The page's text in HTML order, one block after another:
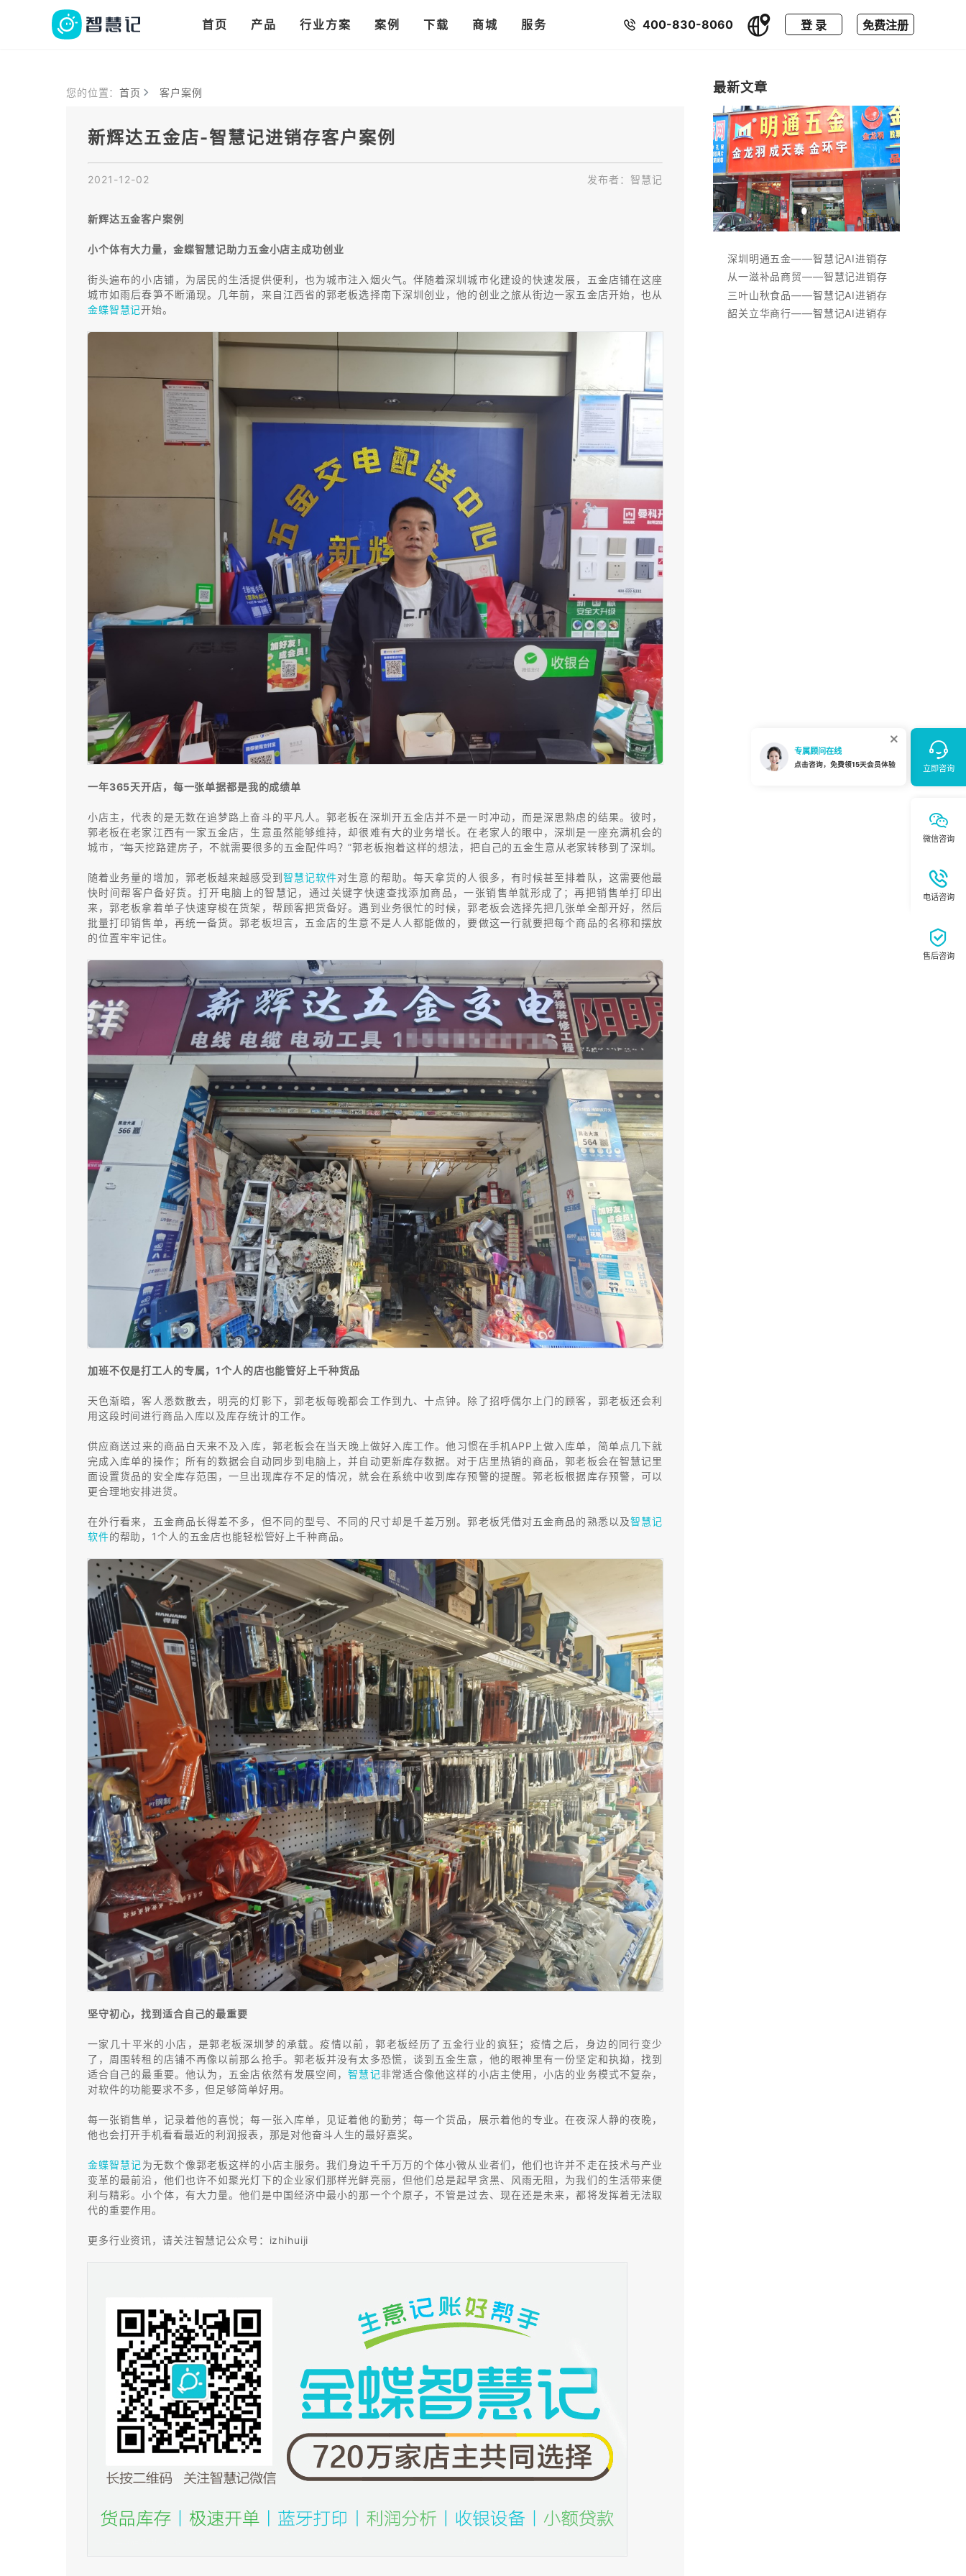
首页 产品
多语言、多币种、多汇率。
行业方案
多店多仓统管，调拨更高效 把你的店铺开进手机微信里
案例 下载 商城 服务 400-830-8060 登 录 免费注册
您的位置：首页 客户案例
新辉达五金店-智慧记进销存客户案例
2021-12-02 发布者：智慧记
新辉达五金客户案例
小个体有大力量，金蝶智慧记助力五金小店主成功创业
街头遍布的小店铺，为居民的生活提供便利，也为城市注入烟火气。伴随着深圳城市化建设的快速发展，五金店铺在这座
城市如雨后春笋不断涌现。几年前，来自江西省的郭老板选择南下深圳创业，他的创业之旅从街边一家五金店开始，也从
金蝶智慧记开始。
一年365天开店，每一张单据都是我的成绩单
小店主，代表的是无数在追梦路上奋斗的平凡人。郭老板在深圳开五金店并不是一时冲动，而是深思熟虑的结果。彼时，
郭老板在老家江西有一家五金店，生意虽然能够维持，却很难有大的业务增长。在老家人的眼中，深圳是一座充满机会的
城市，“每天挖路建房子，不就需要很多的五金配件吗？”郭老板抱着这样的想法，把自己的五金生意从老家转移到了深圳。
随着业务量的增加，郭老板越来越感受到智慧记软件对生意的帮助。每天拿货的人很多，有时候甚至排着队，这需要他最
快时间帮客户备好货。打开电脑上的智慧记，通过关键字快速查找添加商品，一张销售单就形成了；再把销售单打印出
来，郭老板拿着单子快速穿梭在货架，帮顾客把货备好。遇到业务很忙的时候，郭老板会选择先把几张单全部开好，然后
批量打印销售单，再统一备货。郭老板坦言，五金店的生意不是人人都能做的，要做这一行就要把每个商品的名称和摆放
的位置牢牢记住。
加班不仅是打工人的专属，1个人的店也能管好上千种货品
天色渐暗，客人悉数散去，明亮的灯影下，郭老板每晚都会工作到九、十点钟。除了招呼偶尔上门的顾客，郭老板还会利
用这段时间进行商品入库以及库存统计的工作。
供应商送过来的商品白天来不及入库，郭老板会在当天晚上做好入库工作。他习惯在手机APP上做入库单，简单点几下就
完成入库单的操作；所有的数据会自动同步到电脑上，并自动更新库存数据。对于店里热销的商品，郭老板会在智慧记里
面设置货品的安全库存范围，一旦出现库存不足的情况，就会在系统中收到库存预警的提醒。郭老板根据库存预警，可以
更合理地安排进货。
在外行看来，五金商品长得差不多，但不同的型号、不同的尺寸却是千差万别。郭老板凭借对五金商品的熟悉以及智慧记
软件的帮助，1个人的五金店也能轻松管好上千种商品。
坚守初心，找到适合自己的最重要
一家几十平米的小店，是郭老板深圳梦的承载。疫情以前，郭老板经历了五金行业的疯狂；疫情之后，身边的同行变少
了，周围转租的店铺不再像以前那么抢手。郭老板并没有太多恐慌，谈到五金生意，他的眼神里有一份坚定和执拗，找到
适合自己的最重要。他认为，五金店依然有发展空间，智慧记非常适合像他这样的小店主使用，小店的业务模式不复杂，
对软件的功能要求不多，但足够简单好用。
每一张销售单，记录着他的喜悦；每一张入库单，见证着他的勤劳；每一个货品，展示着他的专业。在夜深人静的夜晚，
他也会打开手机看看最近的利润报表，那是对他奋斗人生的最好嘉奖。
金蝶智慧记为无数个像郭老板这样的小店主服务。我们身边千千万万的个体小微从业者们，他们也许并不走在技术与产业
变革的最前沿，他们也许不如聚光灯下的企业家们那样光鲜亮丽，但他们总是起早贪黑、风雨无阻，为我们的生活带来便
利与精彩。小个体，有大力量。他们是中国经济中最小的那一个个原子，不管是过去、现在还是未来，都将发挥着无法取
代的重要作用。
更多行业资讯，请关注智慧记公众号：izhihuiji
最新文章
深圳明通五金——智慧记AI进销存
从一滋补品商贸——智慧记进销存
三叶山秋食品——智慧记AI进销存
韶关立华商行——智慧记AI进销存